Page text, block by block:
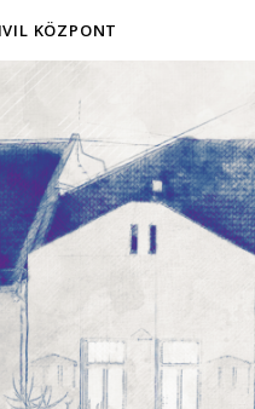
KÖZPONT